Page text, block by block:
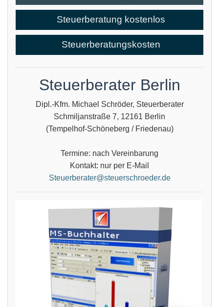
Steuerberatung kostenlos
Steuerberatungskosten
Steuerberater Berlin
Dipl.-Kfm. Michael Schröder, Steuerberater
Schmiljanstraße 7, 12161 Berlin
(Tempelhof-Schöneberg / Friedenau)
Termine: nach Vereinbarung
Kontakt: nur per E-Mail
Steuerberater@steuerschroeder.de